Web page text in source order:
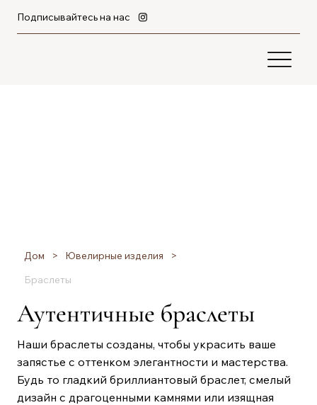
Подписывайтесь на нас
Дом > Ювелирные изделия
>
Браслеты
Аутентичные браслеты
Наши браслеты созданы, чтобы украсить ваше
запястье с оттенком элегантности и мастерства.
Будь то гладкий бриллиантовый браслет, смелый
дизайн с драгоценными камнями или изящная